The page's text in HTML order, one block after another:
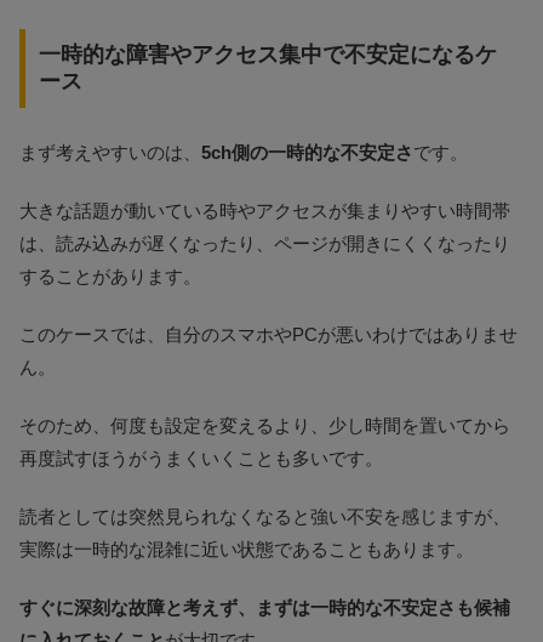
一時的な障害やアクセス集中で不安定になるケ
ース
まず考えやすいのは、 5ch側の一時的な不安定さです。
大きな話題が動いている時やアクセスが集まりやすい時間帯
は、読み込みが遅くなったり、ページが開きにくくなったり
することがあります。
このケースでは、自分のスマホやPCが悪いわけではありませ
ん。
そのため、何度も設定を変えるより、少し時間を置いてから
再度試すほうがうまくいくことも多いです。
読者としては突然見られなくなると強い不安を感じますが、
実際は一時的な混雑に近い状態であることもあります。
すぐに深刻な故障と考えず、まずは一時的な不安定さも候補